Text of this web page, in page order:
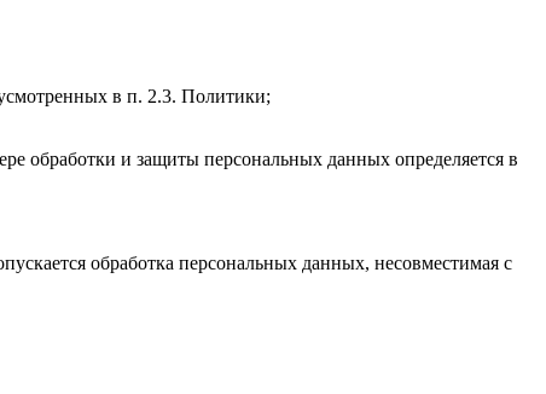
в п. 2.3. Политики;
обработки и защиты персональных данных определяется в
обработка персональных данных, несовместимая с